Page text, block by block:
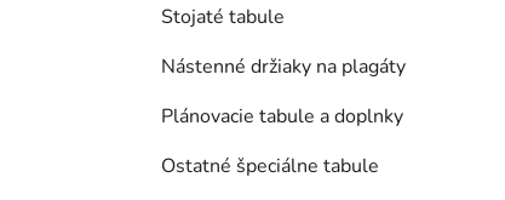
Stojaté tabule
Nástenné držiaky na plagáty
Plánovacie tabule a doplnky
Ostatné špeciálne tabule